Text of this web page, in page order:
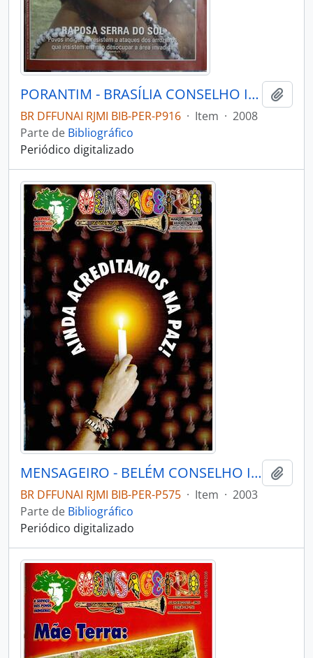
PORANTIM - BRASÍLIA CONSELHO INDIGENISTA MISSIONÁRIO - 2008 - Nº304
BR DFFUNAI RJMI BIB-PER-P916 · Item · 2008
Parte de Bibliográfico
Periódico digitalizado
MENSAGEIRO - BELÉM CONSELHO INDIGENISTA MISSIONÁRIO - 2003 - Nº138
BR DFFUNAI RJMI BIB-PER-P575 · Item · 2003
Parte de Bibliográfico
Periódico digitalizado